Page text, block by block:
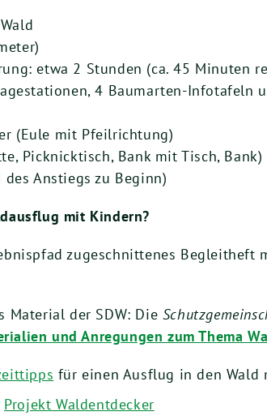
etwa 2 Stunden (ca. 45 Minuten
4 Baumarten-Infotafeln
(Eule mit Pfeilrichtung)
Picknicktisch, Bank mit Tisch, Bank)
Anstiegs zu Beginn)
mit Kindern?
zugeschnittenes
Material der SDW: Die
und Anregungen zum Thema
für einen Ausflug in den
Projekt Waldentdecker